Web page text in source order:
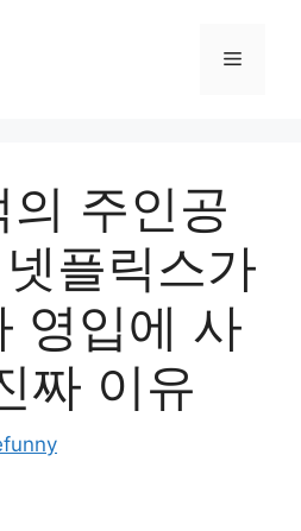
Menu
의 주인공
플릭스가
영입에 사
짜 이유